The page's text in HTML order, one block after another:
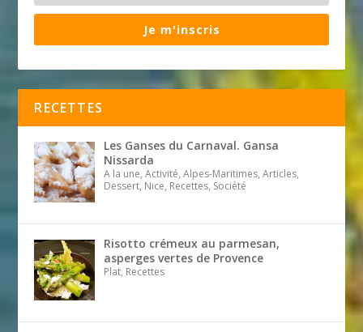
Je m'inscris
RECETTES
Les Ganses du Carnaval. Gansa
Nissarda
A la une, Activité, Alpes-Maritimes, Articles,
Dessert, Nice, Recettes, Société
Risotto crémeux au parmesan,
asperges vertes de Provence
Plat, Recettes